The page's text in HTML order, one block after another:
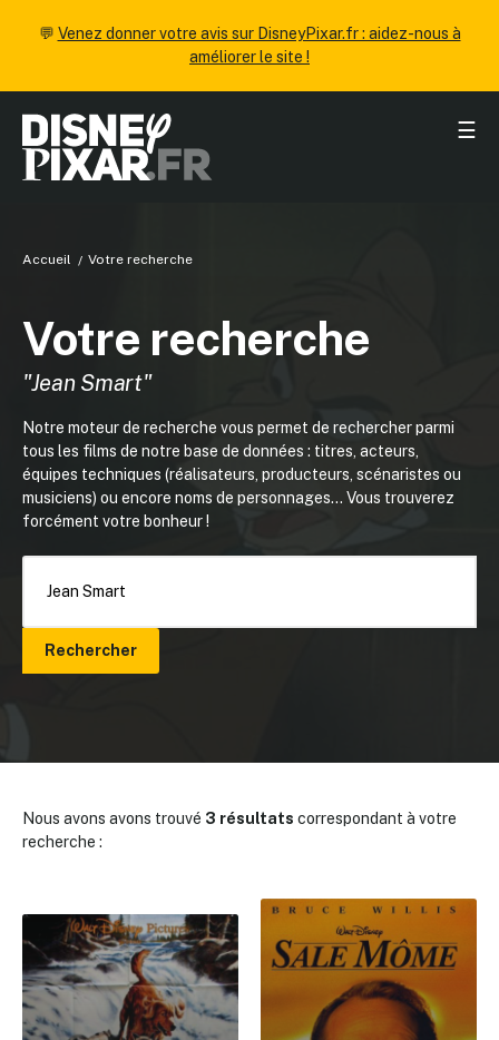
💬 Venez donner votre avis sur DisneyPixar.fr : aidez-nous à
améliorer le site !
☰
Accueil Votre recherche
Votre recherche
"Jean Smart"
Notre moteur de recherche vous permet de rechercher parmi
tous les films de notre base de données : titres, acteurs,
équipes techniques (réalisateurs, producteurs, scénaristes ou
musiciens) ou encore noms de personnages... Vous trouverez
forcément votre bonheur !
Rechercher
Nous avons avons trouvé 3 résultats correspondant à votre
recherche :